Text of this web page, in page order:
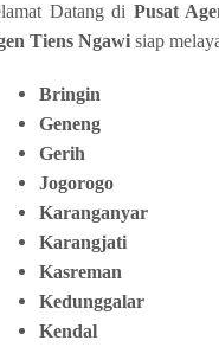
Datang di Pusat
Tiens Ngawi siap
Bringin
Geneng
Gerih
Jogorogo
Karanganyar
Karangjati
Kasreman
Kedunggalar
Kendal